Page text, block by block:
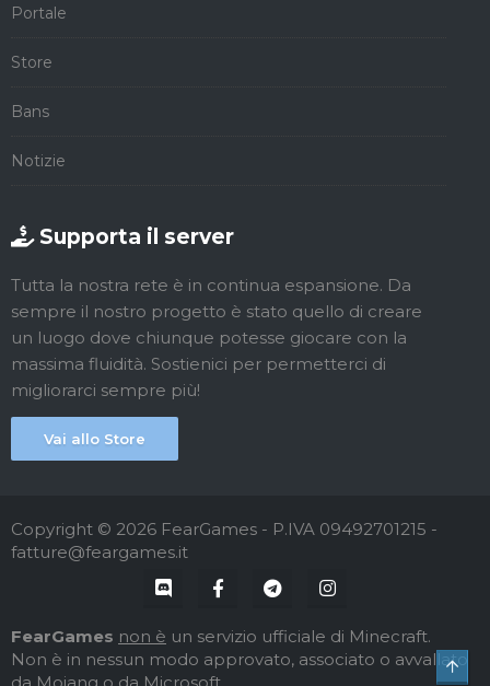
Portale
Store
Bans
Notizie
Supporta il server
Tutta la nostra rete è in continua espansione. Da
sempre il nostro progetto è stato quello di creare
un luogo dove chiunque potesse giocare con la
massima fluidità. Sostienici per permetterci di
migliorarci sempre più!
Vai allo Store
Copyright © 2026 FearGames - P.IVA 09492701215 -
fatture@feargames.it
FearGames non è un servizio ufficiale di Minecraft.
Non è in nessun modo approvato, associato o avvallatoTop